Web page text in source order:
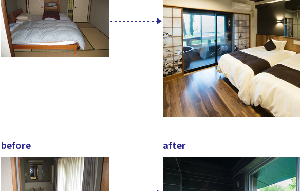
before after